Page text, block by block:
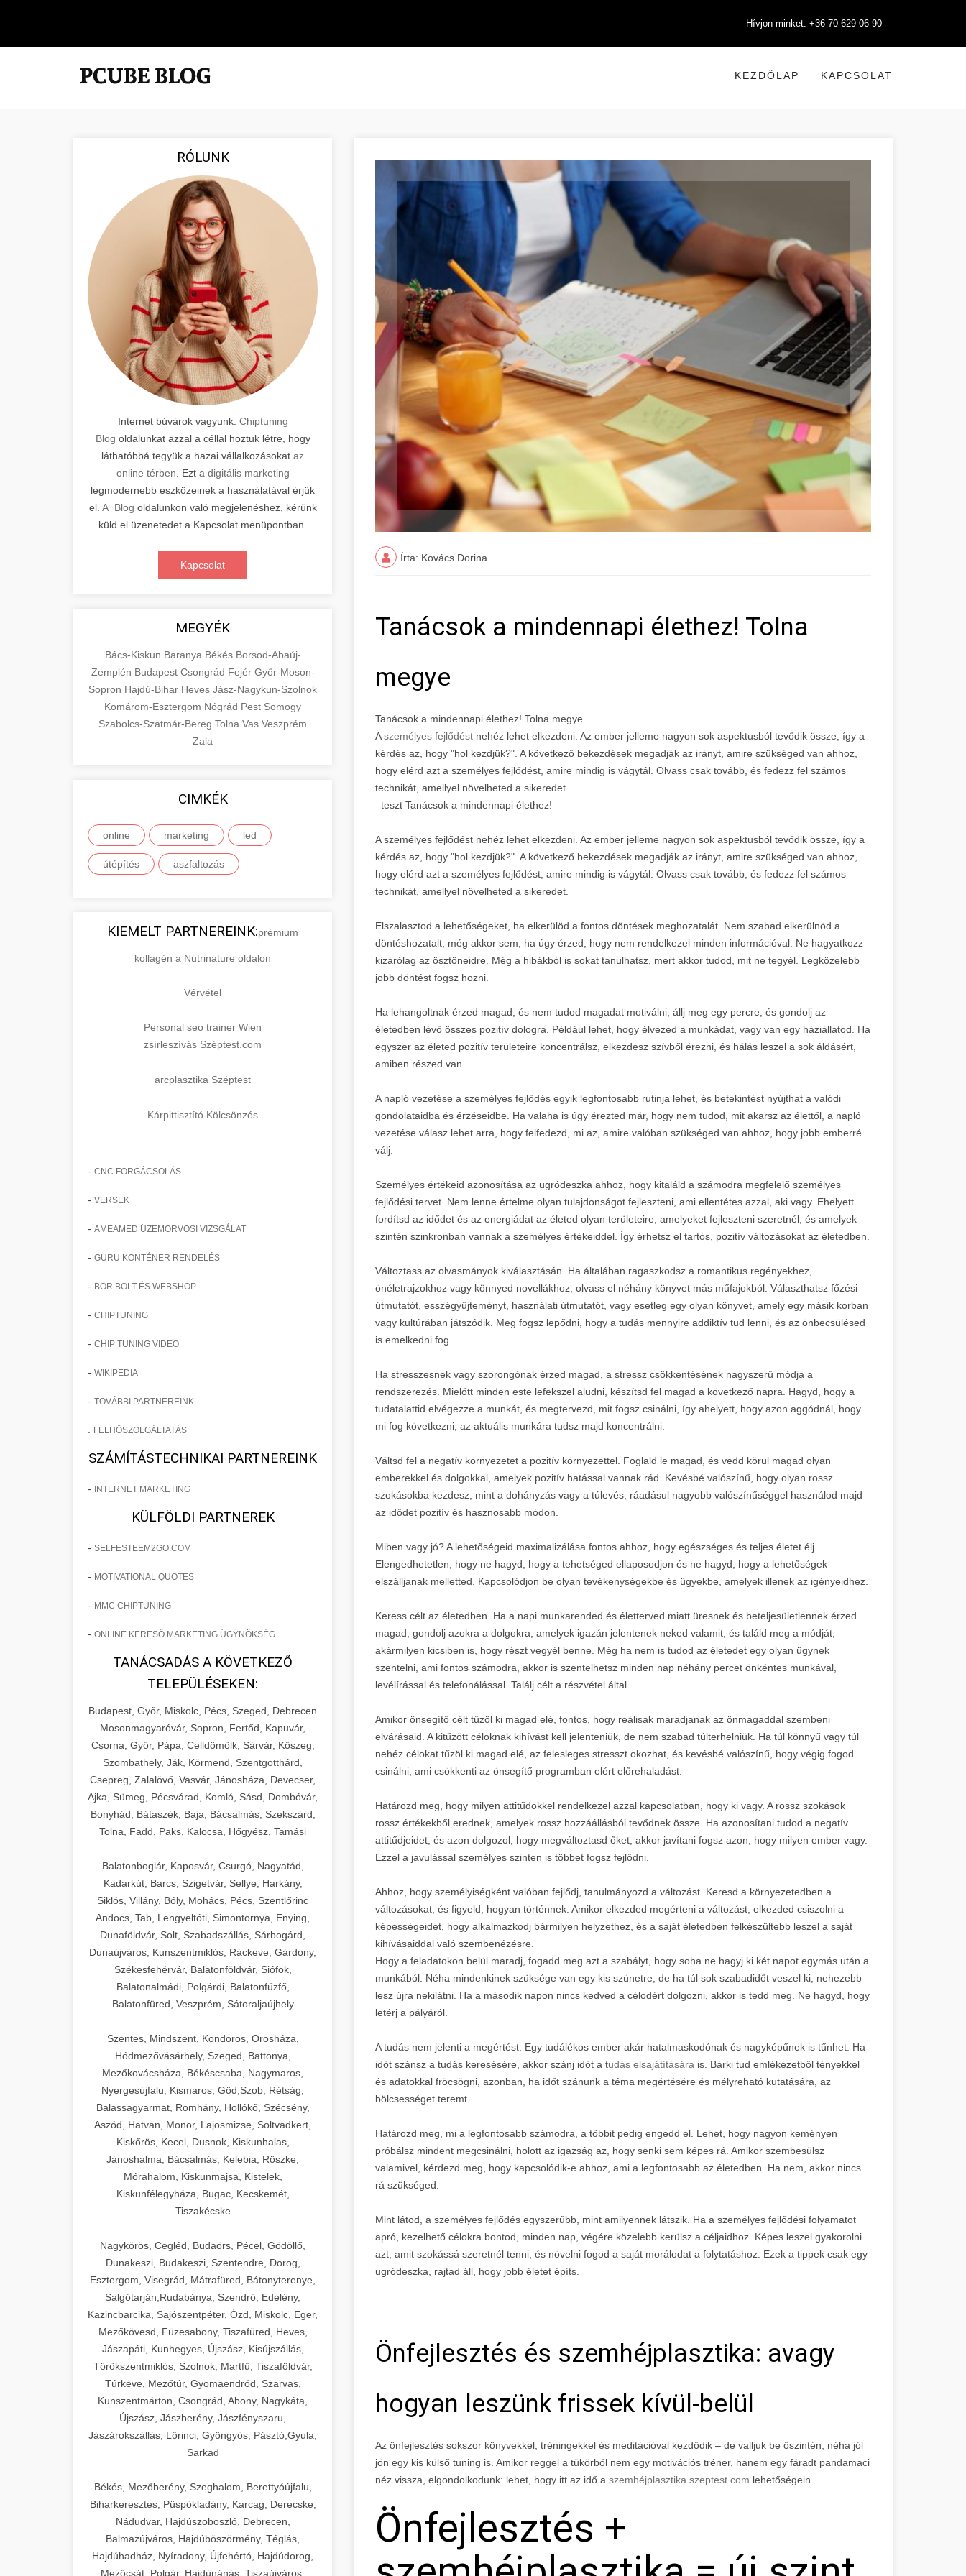
Hívjon minket: +36 70 629 06 90
KEZDŐLAP KAPCSOLAT
RÓLUNK
Internet búvárok vagyunk. Chiptuning
Blog oldalunkat azzal a céllal hoztuk létre, hogy
láthatóbbá tegyük a hazai vállalkozásokat az
online térben . Ezt a digitális marketing
legmodernebb eszközeinek a használatával érjük
el. A Blog oldalunkon való megjelenéshez, kérünk
küld el üzenetedet a Kapcsolat menüpontban.
Kapcsolat
MEGYÉK
Bács-Kiskun Baranya Békés Borsod-Abaúj-
Zemplén Budapest Csongrád Fejér Győr-Moson-
Sopron Hajdú-Bihar Heves Jász-Nagykun-Szolnok
Komárom-Esztergom Nógrád Pest Somogy
Szabolcs-Szatmár-Bereg Tolna Vas Veszprém
Zala
CIMKÉK
online marketing led
útépítés aszfaltozás
KIEMELT PARTNEREINK:prémium
kollagén a Nutrinature oldalon
Vérvétel
Personal seo trainer Wien
zsírleszívás Széptest.com
arcplasztika Széptest
Kárpittisztító Kölcsönzés
- CNC FORGÁCSOLÁS
- VERSEK
- AMEAMED ÜZEMORVOSI VIZSGÁLAT
- GURU KONTÉNER RENDELÉS
- BOR BOLT ÉS WEBSHOP
- CHIPTUNING
- CHIP TUNING VIDEO
- WIKIPEDIA
- TOVÁBBI PARTNEREINK
FELHŐSZOLGÁLTATÁS
SZÁMÍTÁSTECHNIKAI PARTNEREINK
- INTERNET MARKETING
KÜLFÖLDI PARTNEREK
- SELFESTEEM2GO.COM
- MOTIVATIONAL QUOTES
- MMC CHIPTUNING
- ONLINE KERESŐ MARKETING ÜGYNÖKSÉG
TANÁCSADÁS A KÖVETKEZŐ
TELEPÜLÉSEKEN:
Budapest, Győr, Miskolc, Pécs, Szeged, Debrecen
Mosonmagyaróvár, Sopron, Fertőd, Kapuvár,
Csorna, Győr, Pápa, Celldömölk, Sárvár, Kőszeg,
Szombathely, Ják, Körmend, Szentgotthárd,
Csepreg, Zalalövő, Vasvár, Jánosháza, Devecser,
Ajka, Sümeg, Pécsvárad, Komló, Sásd, Dombóvár,
Bonyhád, Bátaszék, Baja, Bácsalmás, Szekszárd,
Tolna, Fadd, Paks, Kalocsa, Hőgyész, Tamási
Balatonboglár, Kaposvár, Csurgó, Nagyatád,
Kadarkút, Barcs, Szigetvár, Sellye, Harkány,
Siklós, Villány, Bóly, Mohács, Pécs, Szentlőrinc
Andocs, Tab, Lengyeltóti, Simontornya, Enying,
Dunaföldvár, Solt, Szabadszállás, Sárbogárd,
Dunaújváros, Kunszentmiklós, Ráckeve, Gárdony,
Székesfehérvár, Balatonföldvár, Siófok,
Balatonalmádi, Polgárdi, Balatonfűzfő,
Balatonfüred, Veszprém, Sátoraljaújhely
Szentes, Mindszent, Kondoros, Orosháza,
Hódmezővásárhely, Szeged, Battonya,
Mezőkovácsháza, Békéscsaba, Nagymaros,
Nyergesújfalu, Kismaros, Göd,Szob, Rétság,
Balassagyarmat, Romhány, Hollókő, Szécsény,
Aszód, Hatvan, Monor, Lajosmizse, Soltvadkert,
Kiskőrös, Kecel, Dusnok, Kiskunhalas,
Jánoshalma, Bácsalmás, Kelebia, Röszke,
Mórahalom, Kiskunmajsa, Kistelek,
Kiskunfélegyháza, Bugac, Kecskemét,
Tiszakécske
Nagykörös, Cegléd, Budaörs, Pécel, Gödöllő,
Dunakeszi, Budakeszi, Szentendre, Dorog,
Esztergom, Visegrád, Mátrafüred, Bátonyterenye,
Salgótarján,Rudabánya, Szendrő, Edelény,
Kazincbarcika, Sajószentpéter, Ózd, Miskolc, Eger,
Mezőkövesd, Füzesabony, Tiszafüred, Heves,
Jászapáti, Kunhegyes, Újszász, Kisújszállás,
Törökszentmiklós, Szolnok, Martfű, Tiszaföldvár,
Túrkeve, Mezőtúr, Gyomaendrőd, Szarvas,
Kunszentmárton, Csongrád, Abony, Nagykáta,
Újszász, Jászberény, Jászfényszaru,
Jászárokszállás, Lőrinci, Gyöngyös, Pásztó,Gyula,
Sarkad
Békés, Mezőberény, Szeghalom, Berettyóújfalu,
Biharkeresztes, Püspökladány, Karcag, Derecske,
Nádudvar, Hajdúszoboszló, Debrecen,
Balmazújváros, Hajdúböszörmény, Téglás,
Hajdúhadház, Nyíradony, Újfehértó, Hajdúdorog,
Mezőcsát, Polgár, Hajdúnánás, Tiszaújváros,
Írta: Kovács Dorina
Tanácsok a mindennapi élethez! Tolna
megye
Tanácsok a mindennapi élethez! Tolna megye
Aszemélyes fejlődést nehéz lehet elkezdeni. Az ember jelleme nagyon sok aspektusból tevődik össze, így a
kérdés az, hogy "hol kezdjük?". A következő bekezdések megadják az irányt, amire szükséged van ahhoz,
hogy elérd azt a személyes fejlődést, amire mindig is vágytál. Olvass csak tovább, és fedezz fel számos
technikát, amellyel növelheted a sikeredet.
teszt Tanácsok a mindennapi élethez!
A személyes fejlődést nehéz lehet elkezdeni. Az ember jelleme nagyon sok aspektusból tevődik össze, így a
kérdés az, hogy "hol kezdjük?". A következő bekezdések megadják az irányt, amire szükséged van ahhoz,
hogy elérd azt a személyes fejlődést, amire mindig is vágytál. Olvass csak tovább, és fedezz fel számos
technikát, amellyel növelheted a sikeredet.
Elszalasztod a lehetőségeket, ha elkerülöd a fontos döntések meghozatalát. Nem szabad elkerülnöd a
döntéshozatalt, még akkor sem, ha úgy érzed, hogy nem rendelkezel minden információval. Ne hagyatkozz
kizárólag az ösztöneidre. Még a hibákból is sokat tanulhatsz, mert akkor tudod, mit ne tegyél. Legközelebb
jobb döntést fogsz hozni.
Ha lehangoltnak érzed magad, és nem tudod magadat motiválni, állj meg egy percre, és gondolj az
életedben lévő összes pozitív dologra. Például lehet, hogy élvezed a munkádat, vagy van egy háziállatod. Ha
egyszer az életed pozitív területeire koncentrálsz, elkezdesz szívből érezni, és hálás leszel a sok áldásért,
amiben részed van.
A napló vezetése a személyes fejlődés egyik legfontosabb rutinja lehet, és betekintést nyújthat a valódi
gondolataidba és érzéseidbe. Ha valaha is úgy érezted már, hogy nem tudod, mit akarsz az élettől, a napló
vezetése válasz lehet arra, hogy felfedezd, mi az, amire valóban szükséged van ahhoz, hogy jobb emberré
válj.
Személyes értékeid azonosítása az ugródeszka ahhoz, hogy kitaláld a számodra megfelelő személyes
fejlődési tervet. Nem lenne értelme olyan tulajdonságot fejleszteni, ami ellentétes azzal, aki vagy. Ehelyett
fordítsd az idődet és az energiádat az életed olyan területeire, amelyeket fejleszteni szeretnél, és amelyek
szintén szinkronban vannak a személyes értékeiddel. Így érhetsz el tartós, pozitív változásokat az életedben.
Változtass az olvasmányok kiválasztásán. Ha általában ragaszkodsz a romantikus regényekhez,
önéletrajzokhoz vagy könnyed novellákhoz, olvass el néhány könyvet más műfajokból. Választhatsz főzési
útmutatót, esszégyűjteményt, használati útmutatót, vagy esetleg egy olyan könyvet, amely egy másik korban
vagy kultúrában játszódik. Meg fogsz lepődni, hogy a tudás mennyire addiktív tud lenni, és az önbecsülésed
is emelkedni fog.
Ha stresszesnek vagy szorongónak érzed magad, a stressz csökkentésének nagyszerű módja a
rendszerezés. Mielőtt minden este lefekszel aludni, készítsd fel magad a következő napra. Hagyd, hogy a
tudatalattid elvégezze a munkát, és megtervezd, mit fogsz csinálni, így ahelyett, hogy azon aggódnál, hogy
mi fog következni, az aktuális munkára tudsz majd koncentrálni.
Váltsd fel a negatív környezetet a pozitív környezettel. Foglald le magad, és vedd körül magad olyan
emberekkel és dolgokkal, amelyek pozitív hatással vannak rád. Kevésbé valószínű, hogy olyan rossz
szokásokba kezdesz, mint a dohányzás vagy a túlevés, ráadásul nagyobb valószínűséggel használod majd
az idődet pozitív és hasznosabb módon.
Miben vagy jó? A lehetőségeid maximalizálása fontos ahhoz, hogy egészséges és teljes életet élj.
Elengedhetetlen, hogy ne hagyd, hogy a tehetséged ellaposodjon és ne hagyd, hogy a lehetőségek
elszálljanak melletted. Kapcsolódjon be olyan tevékenységekbe és ügyekbe, amelyek illenek az igényeidhez.
Keress célt az életedben. Ha a napi munkarended és életterved miatt üresnek és beteljesületlennek érzed
magad, gondolj azokra a dolgokra, amelyek igazán jelentenek neked valamit, és találd meg a módját,
akármilyen kicsiben is, hogy részt vegyél benne. Még ha nem is tudod az életedet egy olyan ügynek
szentelni, ami fontos számodra, akkor is szentelhetsz minden nap néhány percet önkéntes munkával,
levélírással és telefonálással. Találj célt a részvétel által.
Amikor önsegítő célt tűzöl ki magad elé, fontos, hogy reálisak maradjanak az önmagaddal szembeni
elvárásaid. A kitűzött céloknak kihívást kell jelenteniük, de nem szabad túlterhelniük. Ha túl könnyű vagy túl
nehéz célokat tűzöl ki magad elé, az felesleges stresszt okozhat, és kevésbé valószínű, hogy végig fogod
csinálni, ami csökkenti az önsegítő programban elért előrehaladást.
Határozd meg, hogy milyen attitűdökkel rendelkezel azzal kapcsolatban, hogy ki vagy. A rossz szokások
rossz értékekből erednek, amelyek rossz hozzáállásból tevődnek össze. Ha azonosítani tudod a negatív
attitűdjeidet, és azon dolgozol, hogy megváltoztasd őket, akkor javítani fogsz azon, hogy milyen ember vagy.
Ezzel a javulással személyes szinten is többet fogsz fejlődni.
Ahhoz, hogy személyiségként valóban fejlődj, tanulmányozd a változást. Keresd a környezetedben a
változásokat, és figyeld, hogyan történnek. Amikor elkezded megérteni a változást, elkezded csiszolni a
képességeidet, hogy alkalmazkodj bármilyen helyzethez, és a saját életedben felkészültebb leszel a saját
kihívásaiddal való szembenézésre.
Hogy a feladatokon belül maradj, fogadd meg azt a szabályt, hogy soha ne hagyj ki két napot egymás után a
munkából. Néha mindenkinek szüksége van egy kis szünetre, de ha túl sok szabadidőt veszel ki, nehezebb
lesz újra nekilátni. Ha a második napon nincs kedved a célodért dolgozni, akkor is tedd meg. Ne hagyd, hogy
letérj a pályáról.
A tudás nem jelenti a megértést. Egy tudálékos ember akár hatalmaskodónak és nagyképűnek is tűnhet. Ha
időt szánsz a tudás keresésére, akkor szánj időt a tudás elsajátítására is. Bárki tud emlékezetből tényekkel
és adatokkal fröcsögni, azonban, ha időt szánunk a téma megértésére és mélyreható kutatására, az
bölcsességet teremt.
Határozd meg, mi a legfontosabb számodra, a többit pedig engedd el. Lehet, hogy nagyon keményen
próbálsz mindent megcsinálni, holott az igazság az, hogy senki sem képes rá. Amikor szembesülsz
valamivel, kérdezd meg, hogy kapcsolódik-e ahhoz, ami a legfontosabb az életedben. Ha nem, akkor nincs
rá szükséged.
Mint látod, a személyes fejlődés egyszerűbb, mint amilyennek látszik. Ha a személyes fejlődési folyamatot
apró, kezelhető célokra bontod, minden nap, végére közelebb kerülsz a céljaidhoz. Képes leszel gyakorolni
azt, amit szokássá szeretnél tenni, és növelni fogod a saját morálodat a folytatáshoz. Ezek a tippek csak egy
ugródeszka, rajtad áll, hogy jobb életet építs.
Önfejlesztés és szemhéjplasztika: avagy
hogyan leszünk frissek kívül-belül
Az önfejlesztés sokszor könyvekkel, tréningekkel és meditációval kezdődik – de valljuk be őszintén, néha jól
jön egy kis külső tuning is. Amikor reggel a tükörből nem egy motivációs tréner, hanem egy fáradt pandamaci
néz vissza, elgondolkodunk: lehet, hogy itt az idő a szemhéjplasztika szeptest.com lehetőségein.
Önfejlesztés +